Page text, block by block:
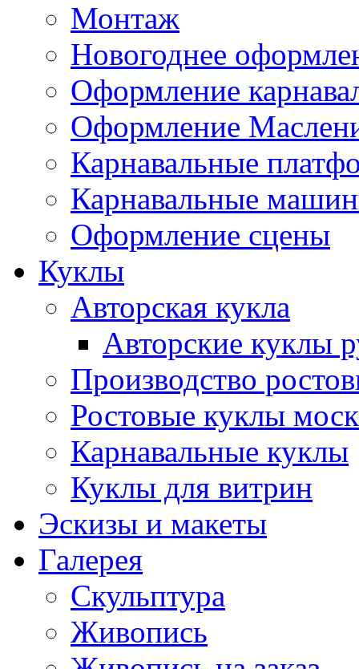
Монтаж
Новогоднее
Оформление
Оформление
Карнавальные
Карнавальные
Оформление сцены
Куклы
Авторская кукла
Авторские куклы
Производство
Ростовые куклы
Карнавальные куклы
Куклы для витрин
Эскизы и макеты
Галерея
Скульптура
Живопись